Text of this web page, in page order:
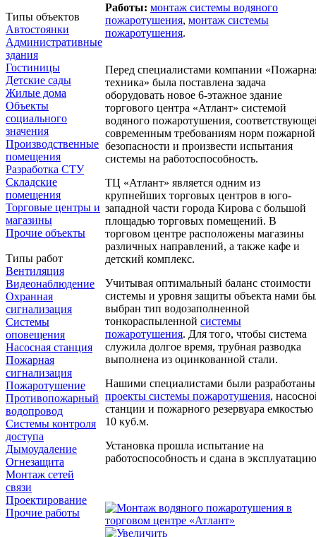
Типы объектов
Автостоянки
Административные
здания
Гостиницы
Детские сады
Жилые дома
Объекты
социального
значения
Производственные
помещения
Разработка СТУ
Складские
помещения
Торговые центры и
магазины
Прочие объекты
Типы работ
Вентиляция
Видеонаблюдение
Охранная
сигнализация
Системы
оповещения
Насосная станция
Пожарная
сигнализация
Пожаротушение
Противопожарный
водопровод
Системы контроля
доступа
Дымоудаление
Огнезащита
Монтаж сетей
связи
Проектирование
Прочие работы
Работы: монтаж системы водяного
пожаротушения, монтаж системы
пожаротушения.
Перед специалистами компании
техника» была поставлена задача
оборудовать новое 6-этажное здание
торгового центра «Атлант» системой
водяного пожаротушения,
современным требованиям норм пожарной
безопасности и произвести испытания
системы на работоспособность.
ТЦ «Атлант» является одним из
крупнейших торговых центров в юго-
западной части города Кирова с большой
площадью торговых помещений. В
торговом центре расположены магазины
различных направлений, а также кафе и
детский комплекс.
Учитывая оптимальный баланс стоимости
системы и уровня защиты объекта нами
выбран тип водозаполненной
тонкораспыленной системы
пожаротушения. Для того, чтобы система
служила долгое время, трубная разводка
выполнена из оцинкованной стали.
Нашими специалистами были разработаны
проекты системы пожаротушения,
станции и пожарного резервуара емкостью
10 куб.м.
Установка прошла испытание на
работоспособность и сдана в